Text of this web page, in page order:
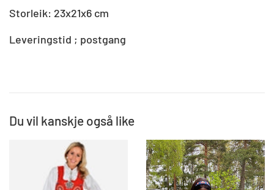
Storleik: 23x21x6 cm
Leveringstid ; postgang
Du vil kanskje også like